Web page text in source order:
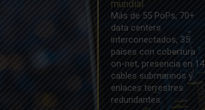
mundial
Más de 55 PoPs, 70+
data centers
interconectados, 35
países con cobertura
on-net, presencia en 14
cables submarinos y
enlaces terrestres
redundantes.